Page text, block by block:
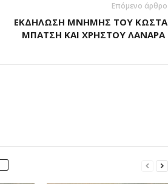
Επόμενο άρθρο
ΕΚΔΗΛΩΣΗ ΜΝΗΜΗΣ ΤΟΥ ΚΩΣΤΑ
ΜΠΑΤΣΗ ΚΑΙ ΧΡΗΣΤΟΥ ΛΑΝΑΡΑ